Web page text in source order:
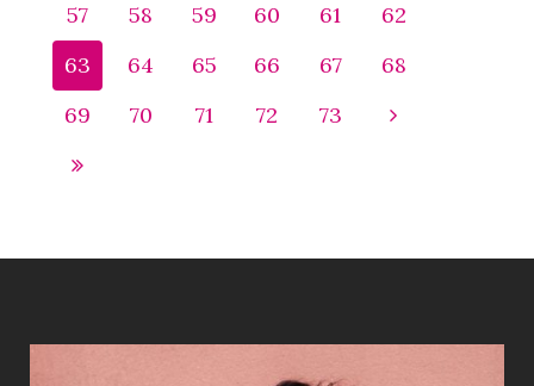
57
58 59 60 61
62
63
64 65 66 67
68
69
70 71 72 73